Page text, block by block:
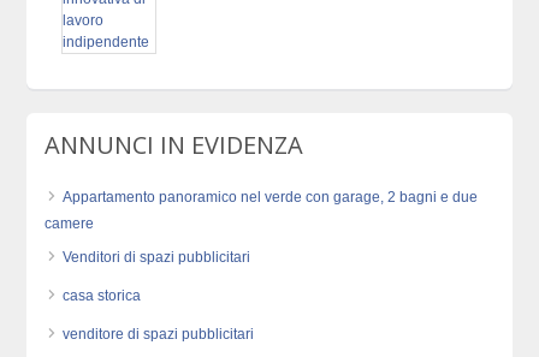
ANNUNCI IN EVIDENZA
Appartamento panoramico nel verde con garage, 2 bagni e due
camere
Venditori di spazi pubblicitari
casa storica
venditore di spazi pubblicitari